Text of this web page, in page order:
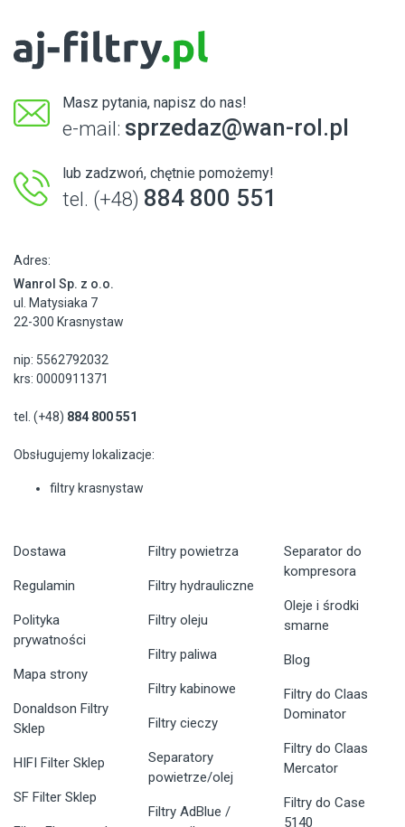
Masz pytania, napisz do nas!
e-mail: sprzedaz@wan-rol.pl
lub zadzwoń, chętnie pomożemy!
tel. (+48) 884 800 551
Adres:
Wanrol Sp. z o.o.
ul. Matysiaka 7
22-300 Krasnystaw
nip: 5562792032
krs: 0000911371
tel. (+48) 884 800 551
Obsługujemy lokalizacje:
filtry krasnystaw
Dostawa
Regulamin
Polityka
prywatności
Mapa strony
Donaldson Filtry
Sklep
HIFI Filter Sklep
SF Filter Sklep
Filtry powietrza
Filtry hydrauliczne
Filtry oleju
Filtry paliwa
Filtry kabinowe
Filtry cieczy
Separatory
powietrze/olej
Filtry AdBlue /
Separator do
kompresora
Oleje i środki
smarne
Blog
Filtry do Claas
Dominator
Filtry do Claas
Mercator
Filtry do Case
5140